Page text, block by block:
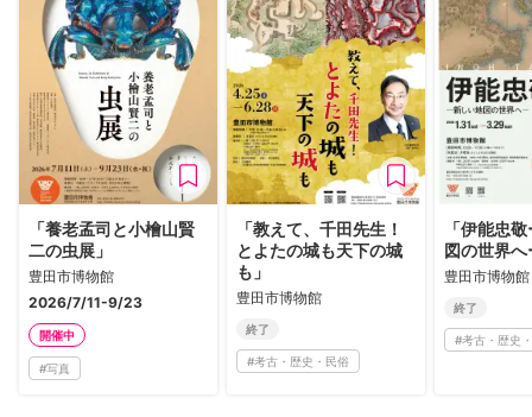
「養老孟司と小檜山賢
二の虫展」
豊田市博物館
2026/7/11-9/23
開催中
#写真
「教えて、千田先生！
とよたの城も天下の城
も」
豊田市博物館
終了
#考古・歴史・民俗
「伊能忠
図の世界へ
豊田市博物館
終了
#考古・歴史